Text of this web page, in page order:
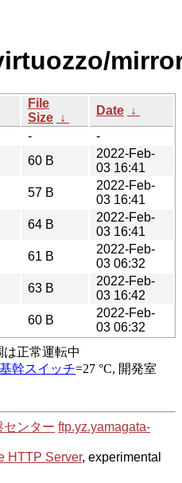
File
Size ↓
Date ↓
-
-
60 B
2022-Feb-
03 16:41
57 B
2022-Feb-
03 16:41
64 B
2022-Feb-
03 16:41
61 B
2022-Feb-
03 06:32
63 B
2022-Feb-
03 16:42
60 B
2022-Feb-
03 06:32
センター ftp.yz.yamagata-
HTTP Server, experimental